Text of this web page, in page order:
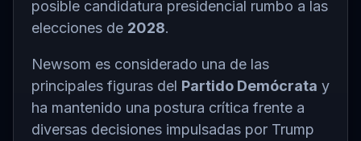
posible candidatura presidencial rumbo a las
elecciones de 2028.
Newsom es considerado una de las
principales figuras del Partido Demócrata y
ha mantenido una postura crítica frente a
diversas decisiones impulsadas por Trump